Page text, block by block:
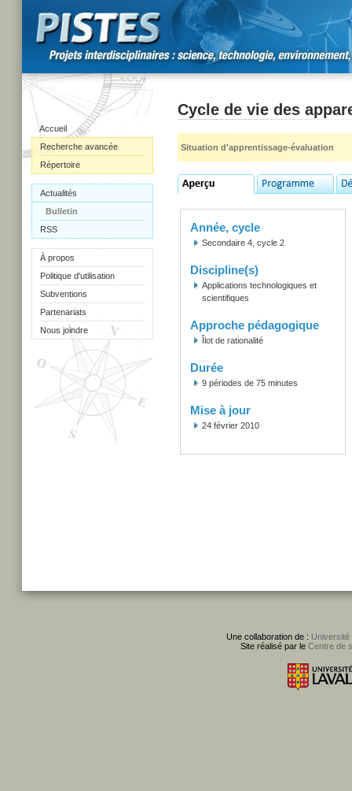
Accueil
Recherche avancée
Répertoire
Actualités
Bulletin
RSS
À propos
Politique d'utilisation
Subventions
Partenariats
Nous joindre
Cycle de vie des
Situation d'apprentissage-évaluation
Année, cycle
Secondaire 4, cycle 2
Discipline(s)
Applications technologiques et
scientifiques
Approche pédagogique
Îlot de rationalité
Durée
9 périodes de 75 minutes
Mise à jour
24 février 2010
Une collaboration de : Université
Site réalisé par le Centre de